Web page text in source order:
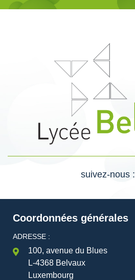
suivez-nous :
Coordonnées générales
ADRESSE :
100, avenue du Blues
L-4368 Belvaux
Luxembourg